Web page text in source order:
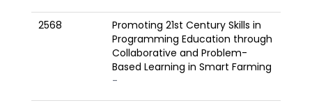
2568
Promoting 21st Century Skills in
Programming Education through
Collaborative and Problem-
Based Learning in Smart Farming
-